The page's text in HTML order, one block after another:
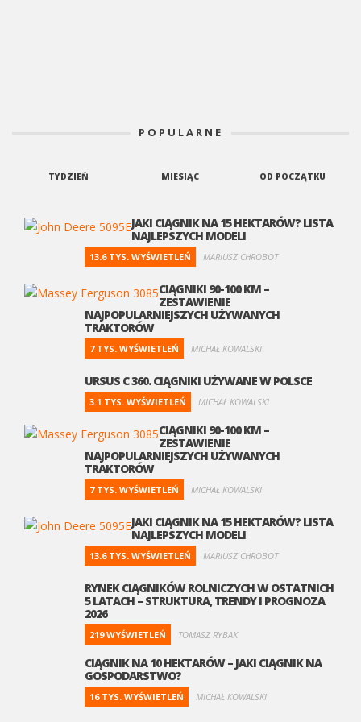
POPULARNE
TYDZIEŃ MIESIĄC OD POCZĄTKU
JAKI CIĄGNIK NA 15 HEKTARÓW? LISTA
NAJLEPSZYCH MODELI
13.6 TYS. WYŚWIETLEŃ MARIUSZ CHROBOT
CIĄGNIKI 90-100 KM –
ZESTAWIENIE
NAJPOPULARNIEJSZYCH UŻYWANYCH
TRAKTORÓW
7 TYS. WYŚWIETLEŃ MICHAŁ KOWALSKI
URSUS C 360. CIĄGNIKI UŻYWANE W POLSCE
3.1 TYS. WYŚWIETLEŃ MICHAŁ KOWALSKI
CIĄGNIKI 90-100 KM –
ZESTAWIENIE
NAJPOPULARNIEJSZYCH UŻYWANYCH
TRAKTORÓW
7 TYS. WYŚWIETLEŃ MICHAŁ KOWALSKI
JAKI CIĄGNIK NA 15 HEKTARÓW? LISTA
NAJLEPSZYCH MODELI
13.6 TYS. WYŚWIETLEŃ MARIUSZ CHROBOT
RYNEK CIĄGNIKÓW ROLNICZYCH W OSTATNICH
5 LATACH – STRUKTURA, TRENDY I PROGNOZA
2026
219 WYŚWIETLEŃ TOMASZ RYBAK
CIĄGNIK NA 10 HEKTARÓW – JAKI CIĄGNIK NA
GOSPODARSTWO?
16 TYS. WYŚWIETLEŃ MICHAŁ KOWALSKI